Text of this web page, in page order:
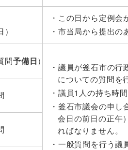
この日から定例会
市当局から提出の
問予備日）
議員が釜石市の行
についての質問を
議員1人の持ち時
釜石市議会の申し
会日の前日の正午
ればなりません。
一般質問を行う議